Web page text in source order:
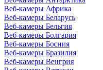
Веб-камеры Африка
Веб-камеры Беларусь
Веб-камеры Бельгия
Веб-камеры Болгария
Веб-камеры Босния
Веб-камеры Бразилия
Веб-камеры Венгрия